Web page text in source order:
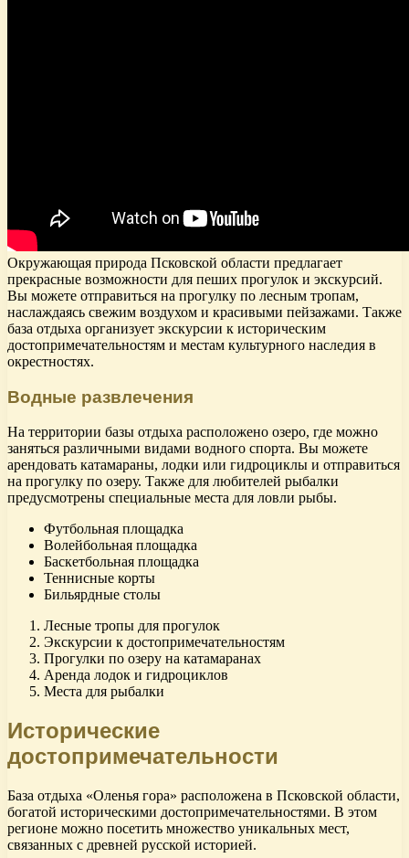
Окружающая природа Псковской области предлагает
прекрасные возможности для пеших прогулок и экскурсий.
Вы можете отправиться на прогулку по лесным тропам,
наслаждаясь свежим воздухом и красивыми пейзажами. Также
база отдыха организует экскурсии к историческим
достопримечательностям и местам культурного наследия в
окрестностях.
Водные развлечения
На территории базы отдыха расположено озеро, где можно
заняться различными видами водного спорта. Вы можете
арендовать катамараны, лодки или гидроциклы и отправиться
на прогулку по озеру. Также для любителей рыбалки
предусмотрены специальные места для ловли рыбы.
Футбольная площадка
Волейбольная площадка
Баскетбольная площадка
Теннисные корты
Бильярдные столы
Лесные тропы для прогулок
Экскурсии к достопримечательностям
Прогулки по озеру на катамаранах
Аренда лодок и гидроциклов
Места для рыбалки
Исторические
достопримечательности
База отдыха «Оленья гора» расположена в Псковской области,
богатой историческими достопримечательностями. В этом
регионе можно посетить множество уникальных мест,
связанных с древней русской историей.